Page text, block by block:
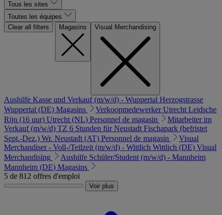
Tous les sites
Toutes les équipes
Clear all filters
Magasins Visual Merchandising
Aushilfe Kasse und Verkauf (m/w/d) - Wuppertal Herzogstrasse
Wuppertal (DE) Magasins
Verkoopmedewerker Utrecht Leidsche
Rijn (16 uur) Utrecht (NL) Personnel de magasin
Mitarbeiter im
Verkauf (m/w/d) TZ 6 Stunden für Neustadt Fischapark (befristet
Sept.-Dez.) Wr. Neustadt (AT) Personnel de magasin
Visual
Merchandiser - Voll-/Teilzeit (m/w/d) - Wittlich Wittlich (DE) Visual
Merchandising
Aushilfe Schüler/Student (m/w/d) - Mannheim
Mannheim (DE) Magasins
5 de 812 offres d'emploi
Voir plus